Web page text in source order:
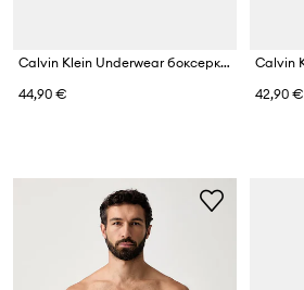
Calvin Klein Underwear боксерки мъжки с памук 3 броя
44,90 €
42,90 €